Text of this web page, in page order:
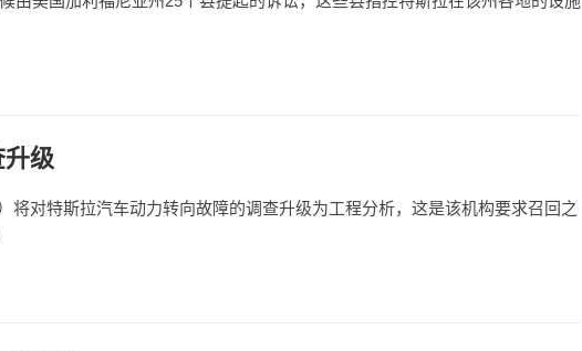
升级
将对特斯拉汽车动力转向故障的调查升级为工程分析，这是该机构要求召回之